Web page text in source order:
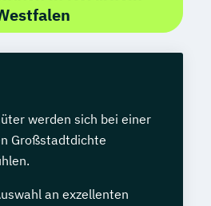
werden sich bei einer
Großstadtdichte
an exzellenten